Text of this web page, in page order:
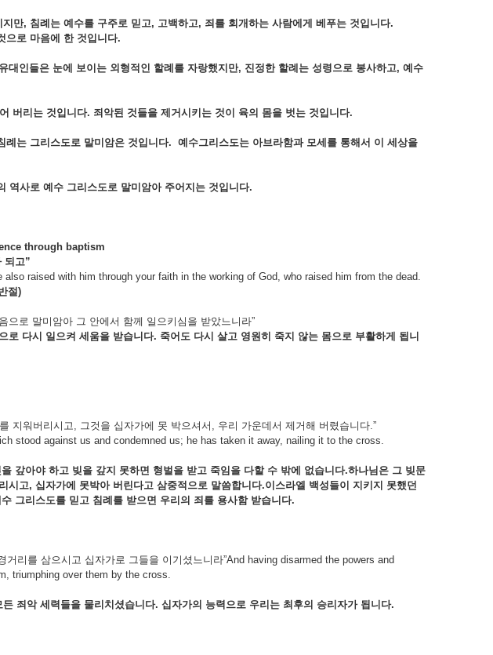
지만, 침례는 예수를 구주로 믿고, 고백하고, 죄를 회개하는 사람에게 베푸는 것입니다.
으로 마음에 한 것입니다.
유대인들은 눈에 보이는 외형적인 할례를 자랑했지만, 진정한 할례는 성령으로 봉사하고, 예수
버리는 것입니다. 죄악된 것들을 제거시키는 것이 육의 몸을 벗는 것입니다.
례는 그리스도로 말미암은 것입니다. 예수그리스도는 아브라함과 모세를 통해서 이 세상을
역사로 예수 그리스도로 말미암아 주어지는 것입니다.
through baptism
되고”
raised with him through your faith in the working of God, who raised him from the dead.
절)
로 말미암아 그 안에서 함께 일으키심을 받았느니라”
로 다시 일으켜 세움을 받습니다. 죽어도 다시 살고 영원히 죽지 않는 몸으로 부활하게 됩니
지워버리시고, 그것을 십자가에 못 박으셔서, 우리 가운데서 제거해 버렸습니다.”
stood against us and condemned us; he has taken it away, nailing it to the cross.
을 갚아야 하고 빚을 갚지 못하면 형벌을 받고 죽임을 다할 수 밖에 없습니다.하나님은 그 빚문
시고, 십자가에 못박아 버린다고 삼중적으로 말씀합니다.이스라엘 백성들이 지키지 못했던
그리스도를 믿고 침례를 받으면 우리의 죄를 용사함 받습니다.
리를 삼으시고 십자가로 그들을 이기셨느니라”And having disarmed the powers and
triumphing over them by the cross.
든 죄악 세력들을 물리치셨습니다. 십자가의 능력으로 우리는 최후의 승리자가 됩니다.